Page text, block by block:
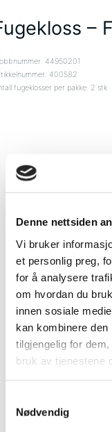
Denne nettsiden
Vi bruker
et personlig preg,
for å analysere
om hvordan du
innen sosiale
kan kombinere
tilgjengelig for
bruk av tjenestene
Nødvendig
–
44950201
400582
fugeklosser per pakke: 2 stk